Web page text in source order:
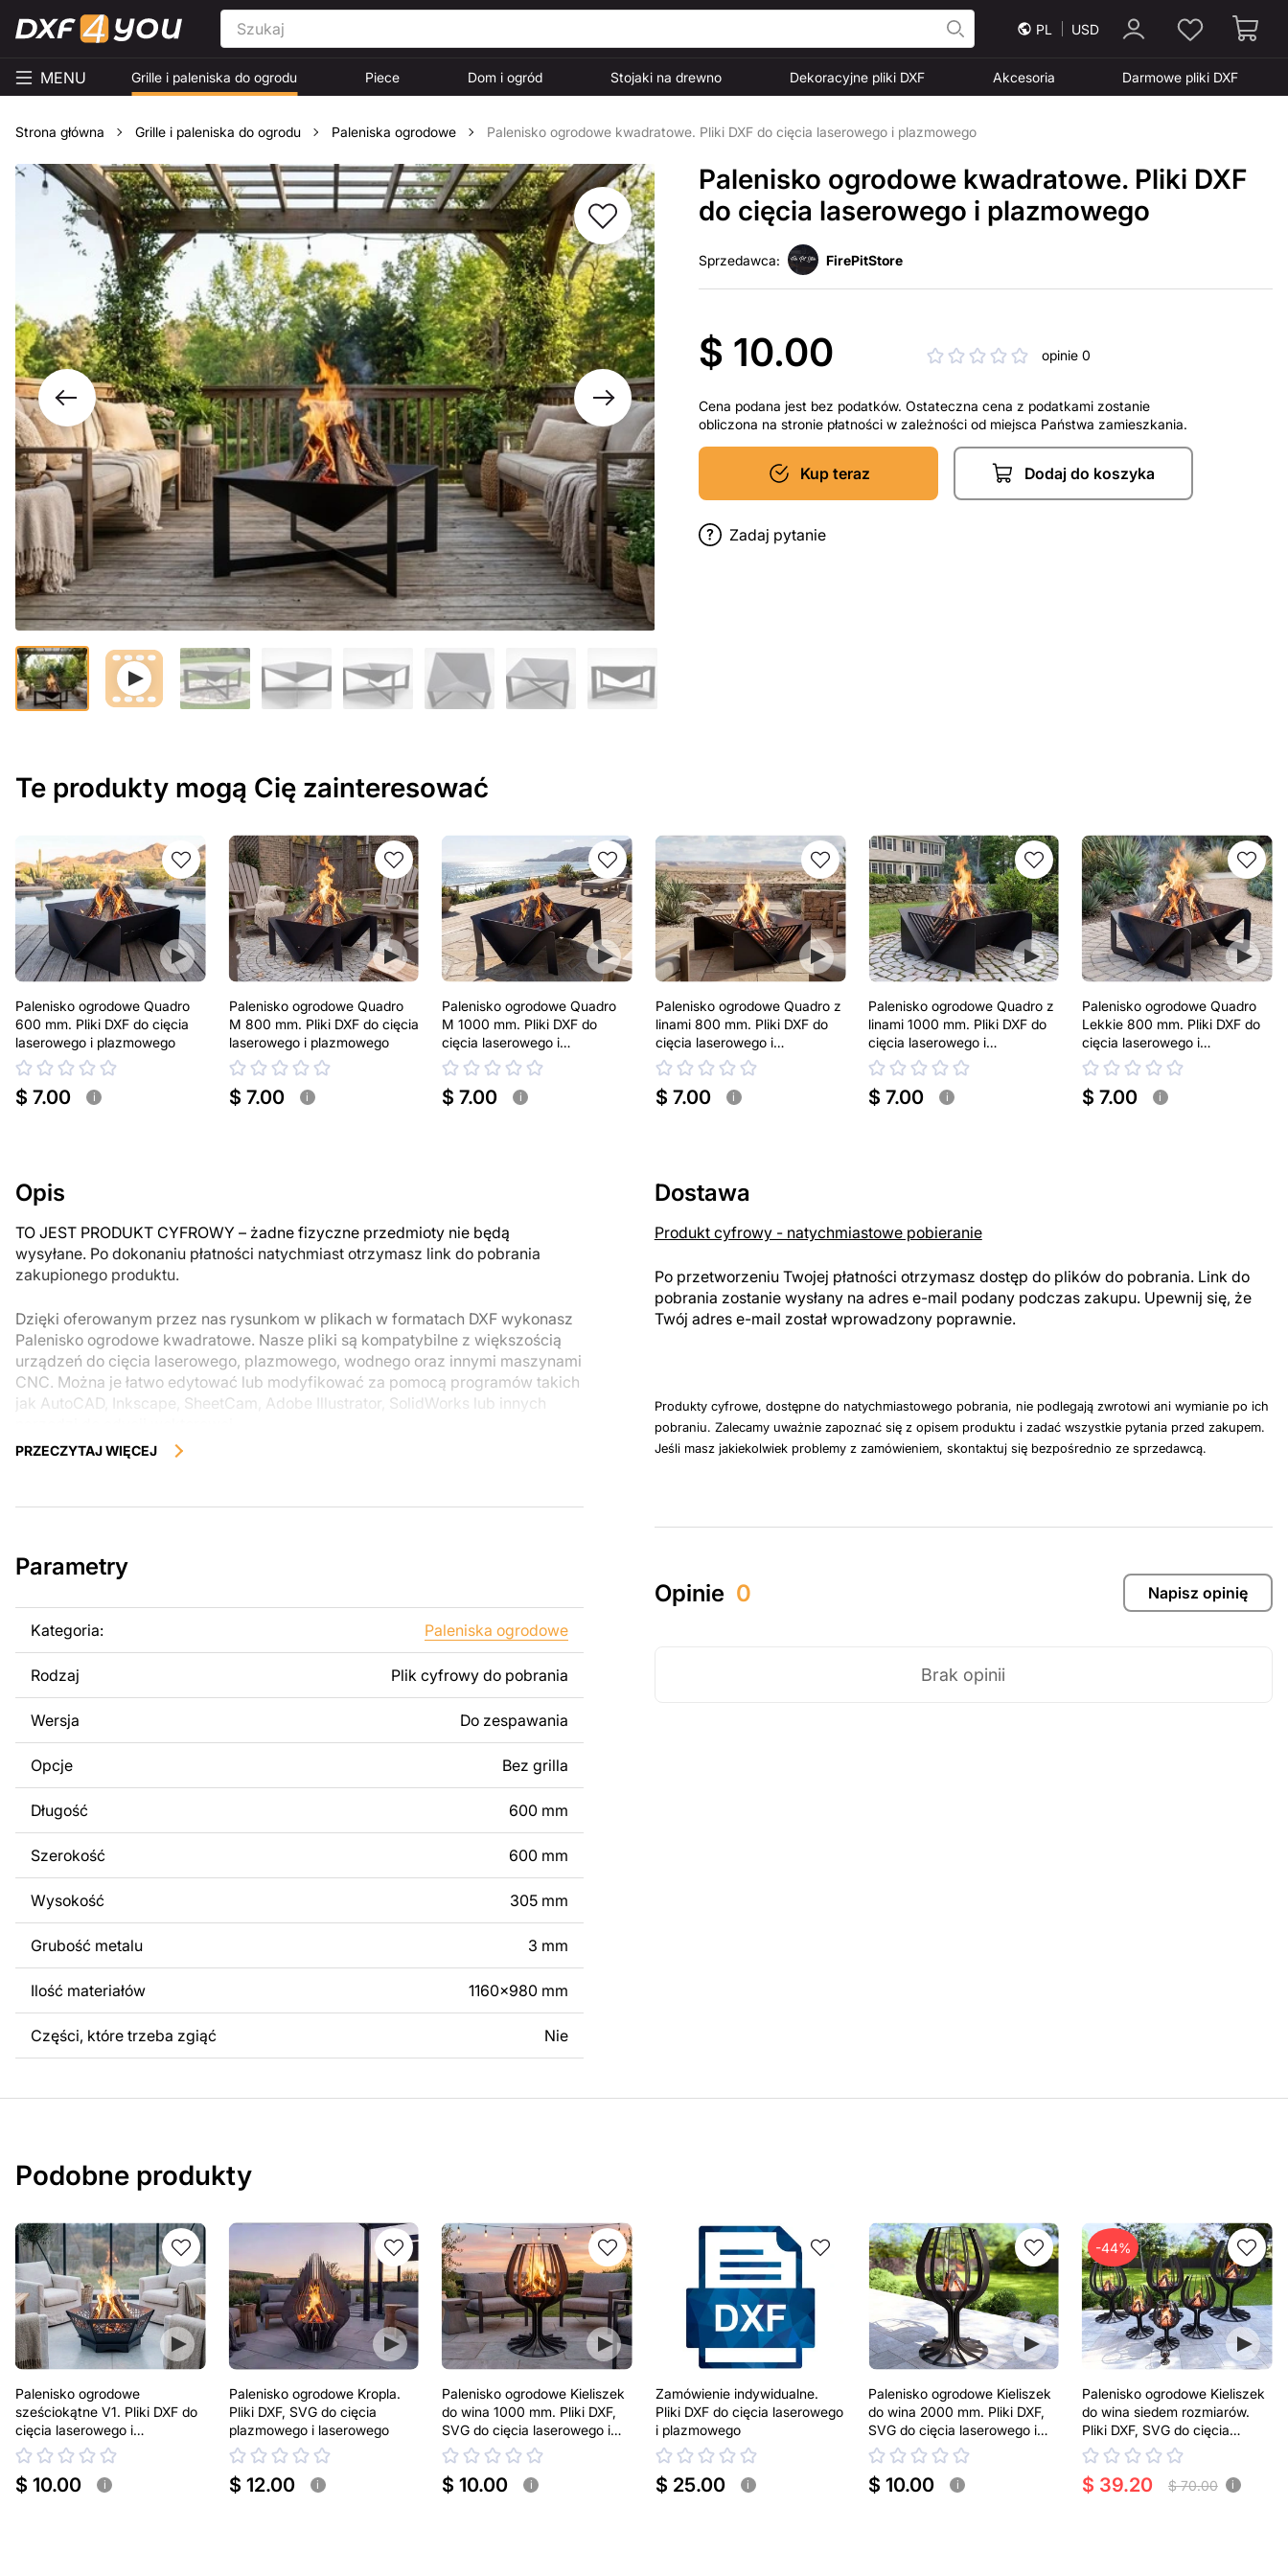
PL USD
MENU Grille i paleniska do ogrodu Piece Dom i ogród Stojaki na drewno Dekoracyjne pliki DXF Akcesoria Darmowe pliki DXF
Strona główna Grille i paleniska do ogrodu Paleniska ogrodowe Palenisko ogrodowe kwadratowe. Pliki DXF do cięcia laserowego i plazmowego
Palenisko ogrodowe kwadratowe. Pliki DXF
do cięcia laserowego i plazmowego
Sprzedawca: FirePitStore
$ 10.00 opinie 0
Cena podana jest bez podatków. Ostateczna cena z podatkami zostanie
obliczona na stronie płatności w zależności od miejsca Państwa zamieszkania.
Kup teraz Dodaj do koszyka
Zadaj pytanie
Te produkty mogą Cię zainteresować
Palenisko ogrodowe Quadro
600 mm. Pliki DXF do cięcia
laserowego i plazmowego
$ 7.00 i
Palenisko ogrodowe Quadro
M 800 mm. Pliki DXF do cięcia
laserowego i plazmowego
$ 7.00 i
Palenisko ogrodowe Quadro
M 1000 mm. Pliki DXF do
cięcia laserowego i
plazmowego
$ 7.00 i
Palenisko ogrodowe Quadro z
linami 800 mm. Pliki DXF do
cięcia laserowego i
plazmowego
$ 7.00 i
Palenisko ogrodowe Quadro z
linami 1000 mm. Pliki DXF do
cięcia laserowego i
plazmowego
$ 7.00 i
Palenisko ogrodowe Quadro
Lekkie 800 mm. Pliki DXF do
cięcia laserowego i
plazmowego
$ 7.00 i
Opis
TO JEST PRODUKT CYFROWY – żadne fizyczne przedmioty nie będą
wysyłane. Po dokonaniu płatności natychmiast otrzymasz link do pobrania
zakupionego produktu.
Dzięki oferowanym przez nas rysunkom w plikach w formatach DXF wykonasz
Palenisko ogrodowe kwadratowe. Nasze pliki są kompatybilne z większością
urządzeń do cięcia laserowego, plazmowego, wodnego oraz innymi maszynami
CNC. Można je łatwo edytować lub modyfikować za pomocą programów takich
jak AutoCAD, Inkscape, SheetCam, Adobe Illustrator, SolidWorks lub innych
zostały zaprojektowane z myślą o nowoczesnej estetyce i łatwym montażu, aby
Można używać tych plików do tworzenia gotowych produktów zarówno do
odsprzedaż lub udostępnianie oryginalnych bądź zmodyfikowanych plików jest
Za dodatkową opłatą możemy dostosować projekt poprzez dodanie tekstu,
obrazów lub logo Twojej firmy albo wprowadzenie innych modyfikacji według
Twoich potrzeb. Jeśli potrzebujesz indywidualnego projektu metalowego
produktu, skontaktuj się z nami.
Jeśli masz jakiekolwiek pytania lub potrzebujesz pomocy, skontaktuj się z nami
w dowolnym momencie – zawsze chętnie pomożemy.
PRZECZYTAJ WIĘCEJ
Parametry
Kategoria: Paleniska ogrodowe
Rodzaj Plik cyfrowy do pobrania
Wersja Do zespawania
Opcje Bez grilla
Długość 600 mm
Szerokość 600 mm
Wysokość 305 mm
Grubość metalu 3 mm
Ilość materiałów 1160x980 mm
Części, które trzeba zgiąć Nie
Dostawa
Produkt cyfrowy - natychmiastowe pobieranie
Po przetworzeniu Twojej płatności otrzymasz dostęp do plików do pobrania. Link do
pobrania zostanie wysłany na adres e-mail podany podczas zakupu. Upewnij się, że
Twój adres e-mail został wprowadzony poprawnie.
Produkty cyfrowe, dostępne do natychmiastowego pobrania, nie podlegają zwrotowi ani wymianie po ich
pobraniu. Zalecamy uważnie zapoznać się z opisem produktu i zadać wszystkie pytania przed zakupem.
Jeśli masz jakiekolwiek problemy z zamówieniem, skontaktuj się bezpośrednio ze sprzedawcą.
Opinie 0 Napisz opinię
Brak opinii
Podobne produkty
Palenisko ogrodowe
sześciokątne V1. Pliki DXF do
cięcia laserowego i
plazmowego
$ 10.00 i
Palenisko ogrodowe Kropla.
Pliki DXF, SVG do cięcia
plazmowego i laserowego
$ 12.00 i
Palenisko ogrodowe Kieliszek
do wina 1000 mm. Pliki DXF,
SVG do cięcia laserowego i
plazmowego
$ 10.00 i
Zamówienie indywidualne.
Pliki DXF do cięcia laserowego
i plazmowego
$ 25.00 i
Palenisko ogrodowe Kieliszek
do wina 2000 mm. Pliki DXF,
SVG do cięcia laserowego i
plazmowego
$ 10.00 i
-44%
Palenisko ogrodowe Kieliszek
do wina siedem rozmiarów.
Pliki DXF, SVG do cięcia
laserowego i plazmowego
$ 39.20 $ 70.00 i